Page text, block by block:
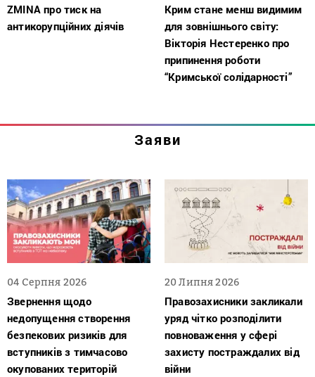
ZMINA про тиск на
антикорупційних діячів
Крим стане менш видимим
для зовнішнього світу:
Вікторія Нестеренко про
припинення роботи
“Кримської солідарності”
Заяви
04 Серпня 2026
Звернення щодо
недопущення створення
безпекових ризиків для
вступників з тимчасово
окупованих територій
20 Липня 2026
Правозахисники закликали
уряд чітко розподілити
повноваження у сфері
захисту постраждалих від
війни